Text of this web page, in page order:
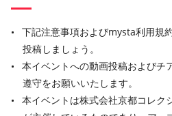
下記注意事項およびmysta利用規
投稿しましょう。
本イベントへの動画投稿およびチ
遵守をお願いいたします。
本イベントは株式会社京都コレク